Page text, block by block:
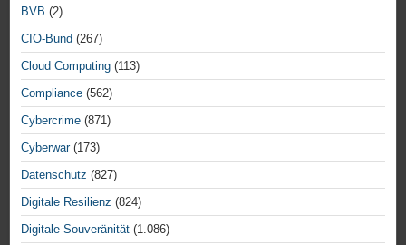
BVB (2)
CIO-Bund (267)
Cloud Computing (113)
Compliance (562)
Cybercrime (871)
Cyberwar(173)
Datenschutz (827)
Digitale Resilienz (824)
Digitale Souveränität (1.086)